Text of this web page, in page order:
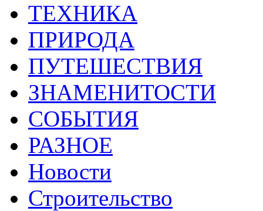
ТЕХНИКА
ПРИРОДА
ПУТЕШЕСТВИЯ
ЗНАМЕНИТОСТИ
СОБЫТИЯ
РАЗНОЕ
Новости
Строительство